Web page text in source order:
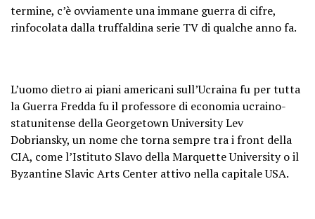
termine, c’è ovviamente una immane guerra di cifre,
rinfocolata dalla truffaldina serie TV di qualche anno fa.
L’uomo dietro ai piani americani sull’Ucraina fu per tutta
la Guerra Fredda fu il professore di economia ucraino-
statunitense della Georgetown University Lev
Dobriansky, un nome che torna sempre tra i front della
CIA, come l’Istituto Slavo della Marquette University o il
Byzantine Slavic Arts Center attivo nella capitale USA.